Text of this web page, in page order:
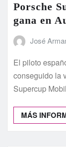
Porsche
gana en
José
El piloto
conseguido la
Supercup
MÁS